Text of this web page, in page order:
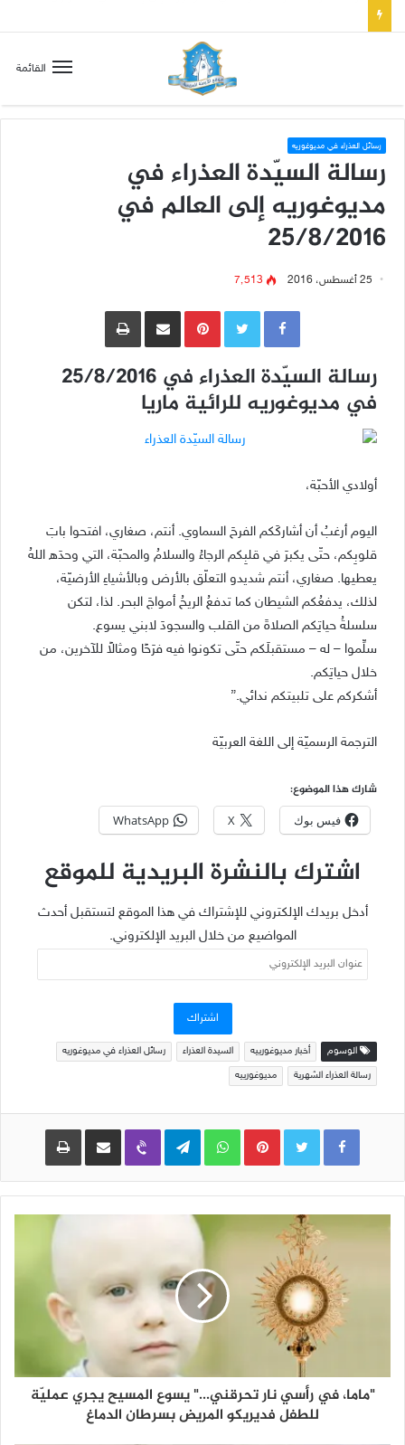
القائمة
رسائل العذراء في مديوغوريه
رسالة السيّدة العذراء في
مديوغوريه إلى العالم في
25/8/2016
25 أغسطس، 2016 7٬513
Pinterestمشاركة عبر البريد طباعة
رسالة السيّدة العذراء في 25/8/2016
في مديوغوريه للرائية ماريا
أولادي الأحبّة،
اليوم أرغبُ أن أشاركَكم الفرحَ السماوي. أنتم، صغاري، افتحوا بابَ
قلوبِكم، حتّى يكبرَ في قلبِكم الرجاءُ والسلامُ والمحبّة، التي وحدَه اللهُ
يعطيها. صغاري، أنتم شديدو التعلّق بالأرض وبالأشياءِ الأرضيّة،
لذلك، يدفعُكم الشيطان كما تدفعُ الريحُ أمواجَ البحر. لذا، لتكن
سلسلةُ حياتِكم الصلاةَ من القلب والسجودَ لابني يسوع.
سلِّموا – له – مستقبلَكم حتّى تكونوا فيه فرَحًا ومثالاً للآخرين، من
خلال حياتِكم.
أشكركم على تلبيتكم ندائي.”
الترجمة الرسميّة إلى اللغة العربيّة
شارك هذا الموضوع:
فيس بوك X
WhatsApp
اشترك بالنشرة البريدية للموقع
أدخل بريدك الإلكتروني للإشتراك في هذا الموقع لتستقبل أحدث
المواضيع من خلال البريد الإلكتروني.
عنوان
البريد
اشتراك
الوسوم أخبار مديوغورييه السيدة العذراء رسائل العذراء في مديوغوريه
رسالة العذراء الشهرية مديوغورييه
Pinterest
WhatsApp
Telegram
Viber مشاركة عبر البريد طباعة
"ماما، في رأسي نار تحرقني..." يسوع المسيح يجري عمليّة
للطفل فديريكو المريض بسرطان الدماغ